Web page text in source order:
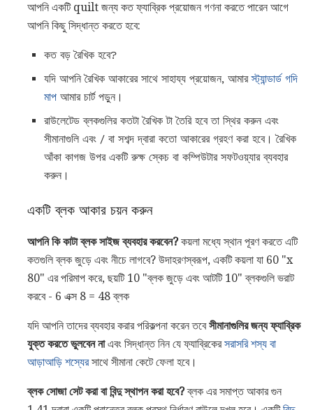
আপনি একটি quilt জন্য কত ফ্যাব্রিক প্রয়োজন গণনা করতে পারেন আগে
আপনি কিছু সিদ্ধান্ত করতে হবে:
কত বড় রৈখিক হবে?
যদি আপনি রৈখিক আকারের সাথে সাহায্য প্রয়োজন, আমারস্ট্যান্ডার্ড গদি
মাপ আমার চার্ট পড়ুন।
রাউলেটেড ব্লকগুলির কতটা রৈখিক টা তৈরি হবে তা স্থির করুন এবং
সীমানাগুলি এবং / বা সশব্দ দ্বারা কতো আকারের গ্রহণ করা হবে। রৈখিক
আঁকা কাগজ উপর একটি রুক্ষ স্কেচ বা কম্পিউটার সফটওয়্যার ব্যবহার
করুন।
একটি ব্লক আকার চয়ন করুন
আপনি কি কাটা ব্লক সাইজ ব্যবহার করবেন?কয়লা মধ্যে স্থান পূরণ করতে এটি
কতগুলি ব্লক জুড়ে এবং নীচে লাগবে? উদাহরণস্বরূপ, একটি কয়লা যা 60 "x
80" এর পরিমাপ করে, ছয়টি 10 ​​"ব্লক জুড়ে এবং আটটি 10" ব্লকগুলি ভরাট
করবে - 6 এক্স 8 = 48 ব্লক
যদি আপনি তাদের ব্যবহার করার পরিকল্পনা করেন তবেসীমানাগুলির জন্য ফ্যাব্রিক
যুক্ত করতে ভুলবেন নাএবং সিদ্ধান্ত নিন যে ফ্যাব্রিকেরসরাসরি শস্য বা
আড়াআড়ি শস্যেরসাথে সীমানা কেটে ফেলা হবে।
ব্লক সোজা সেট করা বা বিন্দু স্থাপন করা হবে?ব্লক এর সমাপ্ত আকার গুন